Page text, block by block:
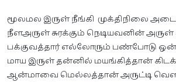
மூலமல இருள் நீங்கி முக்திநிலை
நீளஅருள் சுரக்கும் நெடியவனின் அருள்
பக்குவத்தார் எல்லோரும் பண்போடு
மாய இருள் தன்னில் மயங்கித்தான்
ஆன்மாவை மெல்லத்தான் அருட்டி